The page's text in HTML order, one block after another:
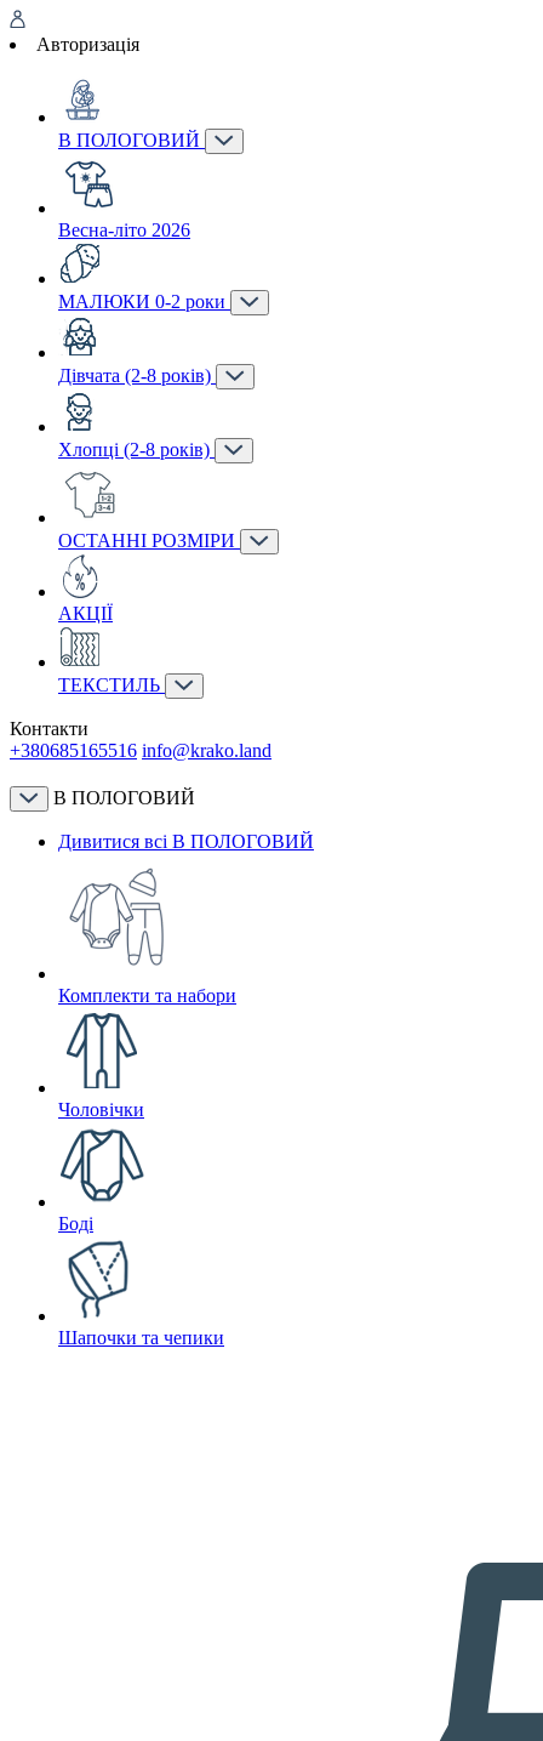
Авторизація
В ПОЛОГОВИЙ
Весна-літо 2026
МАЛЮКИ 0-2 роки
Дівчата (2-8 років)
Хлопці (2-8 років)
ОСТАННІ РОЗМІРИ
АКЦІЇ
ТЕКСТИЛЬ
Контакти
+380685165516 info@krako.land
В ПОЛОГОВИЙ
Дивитися всі В ПОЛОГОВИЙ
Комплекти та набори
Чоловічки
Боді
Шапочки та чепики